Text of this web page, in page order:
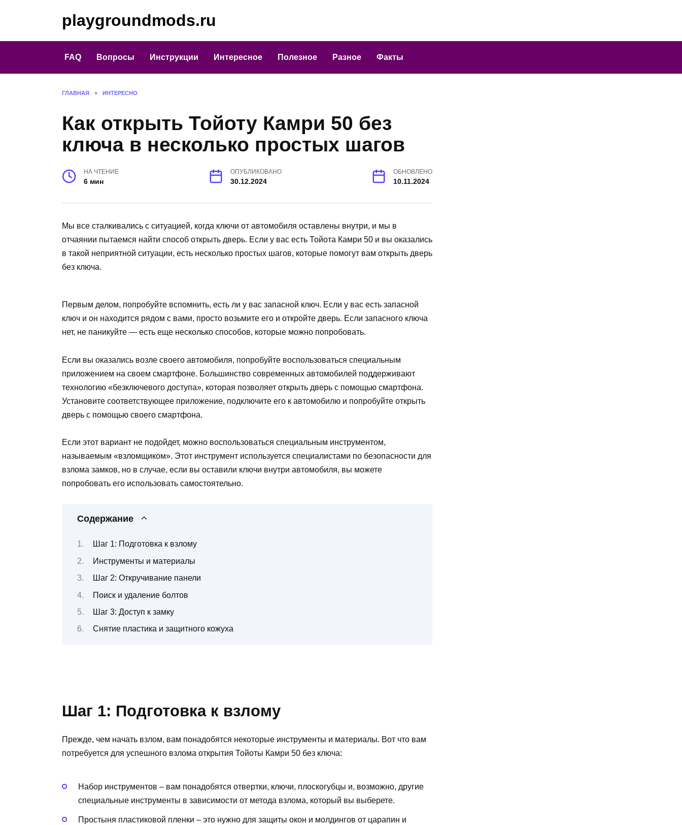
playgroundmods.ru
FAQ Вопросы Инструкции Интересное Полезное Разное Факты
ГЛАВНАЯ » ИНТЕРЕСНО
Как открыть Тойоту Камри 50 без
ключа в несколько простых шагов
НА ЧТЕНИЕ
6 мин
ОПУБЛИКОВАНО
30.12.2024
ОБНОВЛЕНО
10.11.2024
Мы все сталкивались с ситуацией, когда ключи от автомобиля оставлены внутри, и мы в
отчаянии пытаемся найти способ открыть дверь. Если у вас есть Тойота Камри 50 и вы оказались
в такой неприятной ситуации, есть несколько простых шагов, которые помогут вам открыть дверь
без ключа.
Первым делом, попробуйте вспомнить, есть ли у вас запасной ключ. Если у вас есть запасной
ключ и он находится рядом с вами, просто возьмите его и откройте дверь. Если запасного ключа
нет, не паникуйте — есть еще несколько способов, которые можно попробовать.
Если вы оказались возле своего автомобиля, попробуйте воспользоваться специальным
приложением на своем смартфоне. Большинство современных автомобилей поддерживают
технологию «безключевого доступа», которая позволяет открыть дверь с помощью смартфона.
Установите соответствующее приложение, подключите его к автомобилю и попробуйте открыть
дверь с помощью своего смартфона.
Если этот вариант не подойдет, можно воспользоваться специальным инструментом,
называемым «взломщиком». Этот инструмент используется специалистами по безопасности для
взлома замков, но в случае, если вы оставили ключи внутри автомобиля, вы можете
попробовать его использовать самостоятельно.
Содержание
Шаг 1: Подготовка к взлому
Инструменты и материалы
Шаг 2: Откручивание панели
Поиск и удаление болтов
Шаг 3: Доступ к замку
Снятие пластика и защитного кожуха
Шаг 1: Подготовка к взлому
Прежде, чем начать взлом, вам понадобятся некоторые инструменты и материалы. Вот что вам
потребуется для успешного взлома открытия Тойоты Камри 50 без ключа:
Набор инструментов – вам понадобятся отвертки, ключи, плоскогубцы и, возможно, другие
специальные инструменты в зависимости от метода взлома, который вы выберете.
Простыня пластиковой пленки – это нужно для защиты окон и молдингов от царапин и